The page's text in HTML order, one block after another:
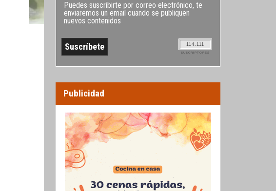
Puedes suscribirte por correo electrónico, te
enviaremos un email cuando se publiquen
nuevos contenidos
114.111
SUSCRIPTORES
Publicidad